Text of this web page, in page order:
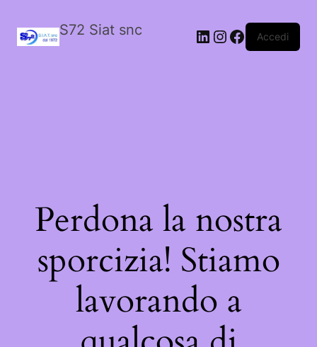
S72 Siat snc LinkedIn
Instagram
Facebook
Accedi
Perdona la nostra
sporcizia! Stiamo
lavorando a